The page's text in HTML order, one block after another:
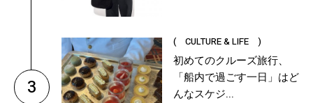
3
( CULTURE & LIFE )
初めてのクルーズ旅行、
「船内で過ごす一日」はど
んなスケジ...